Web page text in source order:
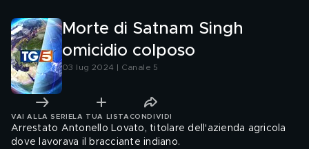
Morte di Satnam Singh
omicidio colposo
03 lug 2024 | Canale 5
VAI ALLA SERIE LA TUA LISTA CONDIVIDI
Arrestato Antonello Lovato, titolare dell'azienda agricola
dove lavorava il bracciante indiano.